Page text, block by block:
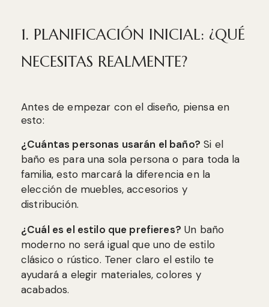
1. PLANIFICACIÓN INICIAL: ¿QUÉ
NECESITAS REALMENTE?
Antes de empezar con el diseño, piensa en
esto:
¿Cuántas personas usarán el baño? Si el
baño es para una sola persona o para toda la
familia, esto marcará la diferencia en la
elección de muebles, accesorios y
distribución.
¿Cuál es el estilo que prefieres? Un baño
moderno no será igual que uno de estilo
clásico o rústico. Tener claro el estilo te
ayudará a elegir materiales, colores y
acabados.